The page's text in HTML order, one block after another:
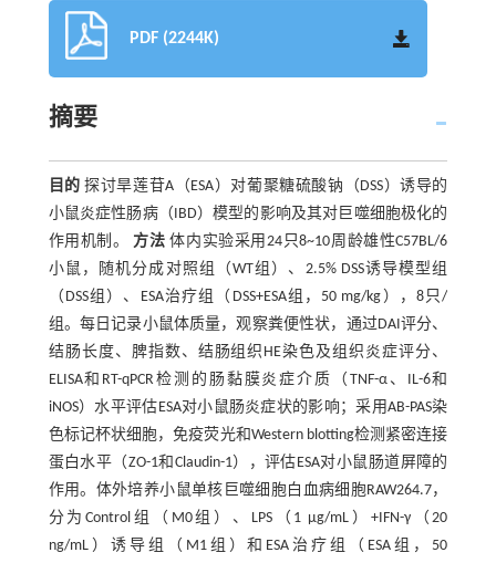
PDF (2244K)
摘要
目的 探讨旱莲苷A（ESA）对葡聚糖硫酸钠（DSS）诱导的
小鼠炎症性肠病（IBD）模型的影响及其对巨噬细胞极化的
作用机制。 方法 体内实验采用24只8~10周龄雄性C57BL/6
小鼠，随机分成对照组（WT组）、2.5% DSS诱导模型组
（DSS组）、ESA治疗组（DSS+ESA组，50 mg/kg），8只/
组。每日记录小鼠体质量，观察粪便性状，通过DAI评分、
结肠长度、脾指数、结肠组织HE染色及组织炎症评分、
ELISA和RT-qPCR检测的肠黏膜炎症介质（TNF-α、IL-6和
iNOS）水平评估ESA对小鼠肠炎症状的影响；采用AB-PAS染
色标记杯状细胞，免疫荧光和Western blotting检测紧密连接
蛋白水平（ZO-1和Claudin-1），评估ESA对小鼠肠道屏障的
作用。体外培养小鼠单核巨噬细胞白血病细胞RAW264.7，
分为Control组（M0组）、LPS（1 μg/mL）+IFN-γ（20
ng/mL）诱导组（M1组）和ESA治疗组（ESA组，50